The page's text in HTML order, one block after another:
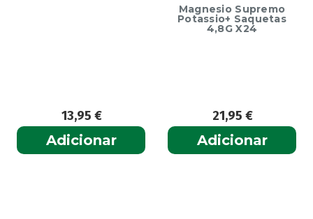
13,95€
Adicionar
Magnesio Supremo
Potassio+ Saquetas
4,8G X24
21,95€
Adicionar